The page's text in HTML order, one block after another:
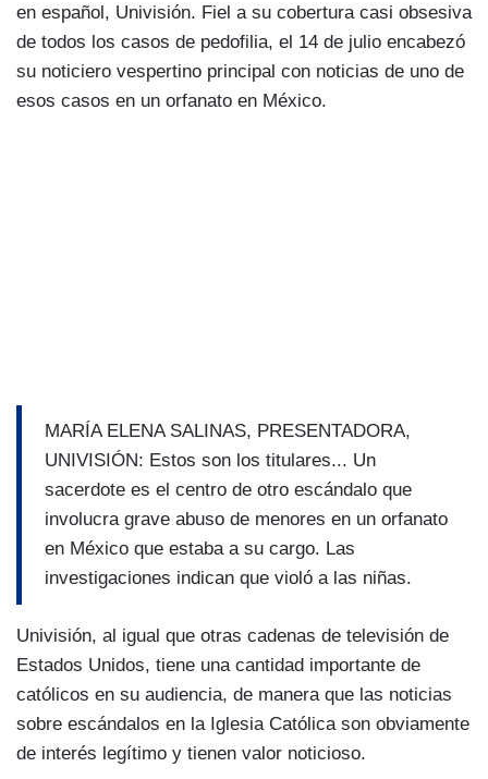
en español, Univisión. Fiel a su cobertura casi obsesiva
de todos los casos de pedofilia, el 14 de julio encabezó
su noticiero vespertino principal con noticias de uno de
esos casos en un orfanato en México.
MARÍA ELENA SALINAS, PRESENTADORA,
UNIVISIÓN: Estos son los titulares... Un
sacerdote es el centro de otro escándalo que
involucra grave abuso de menores en un orfanato
en México que estaba a su cargo. Las
investigaciones indican que violó a las niñas.
Univisión, al igual que otras cadenas de televisión de
Estados Unidos, tiene una cantidad importante de
católicos en su audiencia, de manera que las noticias
sobre escándalos en la Iglesia Católica son obviamente
de interés legítimo y tienen valor noticioso.